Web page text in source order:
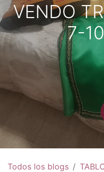
VENDO
7-
Todos los blogs